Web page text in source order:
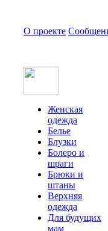
О проекте
Женская
одежда
Белье
Блузки
Болеро и
шраги
Брюки и
штаны
Верхняя
одежда
Для будущих
мам